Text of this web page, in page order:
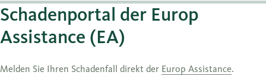
Schadenportal der Europ
Assistance (EA)
Melden Sie Ihren Schadenfall direkt der Europ Assistance.